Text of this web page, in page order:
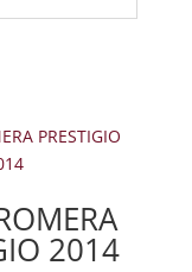
2014